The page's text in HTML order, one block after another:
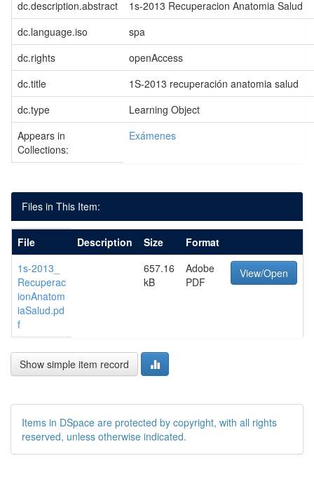
dc.description.abstract
1s-2013 Recuperacion Anatomia Salud
dc.language.iso
spa
dc.rights
openAccess
dc.title
1S-2013 recuperación anatomia salud
dc.type
Learning Object
Appears in
Collections:
Exámenes
Files in This Item:
File Description Size
Format
1s-2013_
Recuperac
ionAnatom
iaSalud.pd
f
657.16
kB
Adobe
PDF
View/Open
Show simple item record
Items in DSpace are protected by copyright, with all rights
reserved, unless otherwise indicated.